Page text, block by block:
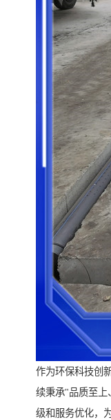
作为环保科技创
续秉承"品质至上
级和服务优化，